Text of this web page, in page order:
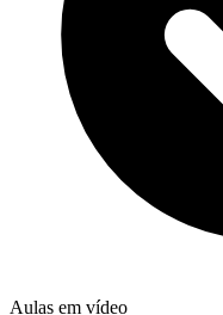
Aulas em vídeo